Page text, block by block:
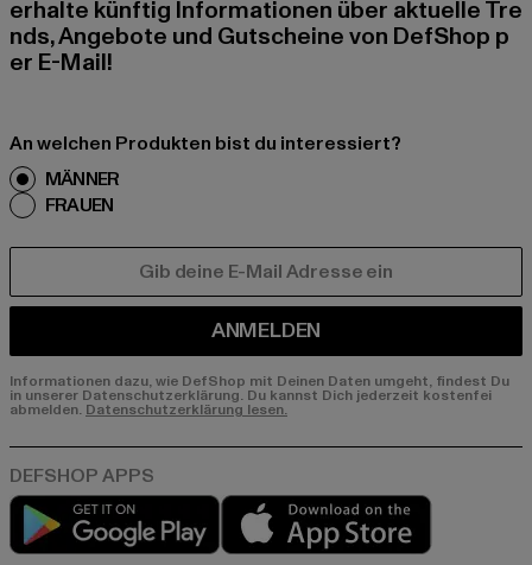
erhalte künftig Informationen über aktuelle Tre
nds, Angebote und Gutscheine von DefShop p
er E-Mail!
An welchen Produkten bist du interessiert?
MÄNNER
FRAUEN
ANMELDEN
Informationen dazu, wie DefShop mit Deinen Daten umgeht, findest Du
in unserer Datenschutzerklärung. Du kannst Dich jederzeit kostenfei
abmelden. Datenschutzerklärung lesen.
Play market